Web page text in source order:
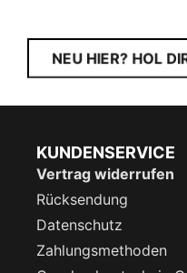
NEU HIER? HOL
KUNDENSERVICE
Vertrag widerrufen
Rücksendung
Datenschutz
Zahlungsmethoden